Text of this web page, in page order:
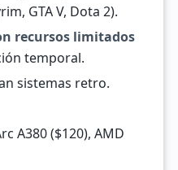
GTA V, Dota 2).
recursos limitados
temporal.
sistemas retro.
A380 ($120), AMD